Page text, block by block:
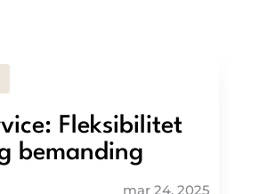
Fleksibilitet
bemanding
mar 24, 2025